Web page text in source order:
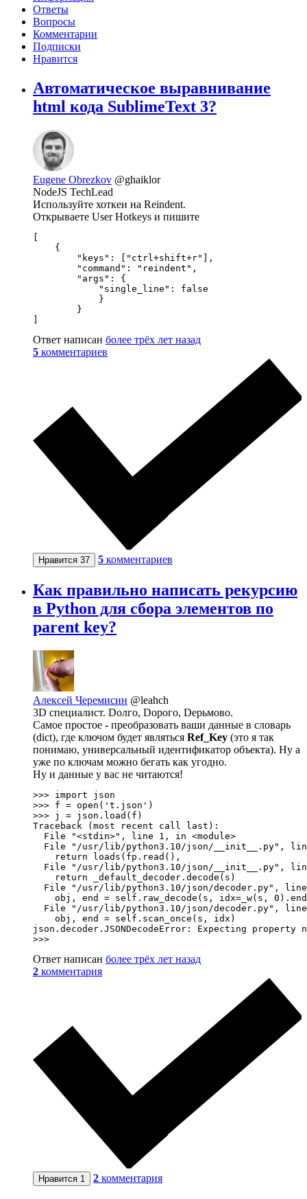
Ответы
Вопросы
Комментарии
Подписки
Нравится
Автоматическое выравнивание
html кода SublimeText 3?
Eugene Obrezkov @ghaiklor
NodeJS TechLead
Используйте хоткеи на Reindent.
Открываете User Hotkeys и пишите
    {
        "keys": ["ctrl+shift+r"],
        "command": "reindent",
        "args": {
            "single_line": false
            }
        }
Ответ написан более трёх лет назад
5 комментариев
Нравится 37 5 комментариев
Как правильно написать рекурсию
в Python для сбора элементов по
parent key?
Алексей Черемисин @leahch
3D специалист. Dолго, Dорого, Dерьмово.
Самое простое - преобразовать ваши данные в словарь
(dict), где ключом будет являться Ref_Key (это я так
понимаю, универсальный идентификатор объекта). Ну а
уже по ключам можно бегать как угодно.
Ну и данные у вас не читаются!
>>> import json
>>> f = open('t.json')
>>> j = json.load(f)
Traceback (most recent call last):
  File "<stdin>", line 1, in <module>
File "/usr/lib/python3.10/json/__init__.py",
    return loads(fp.read(),
File "/usr/lib/python3.10/json/__init__.py",
    return _default_decoder.decode(s)
File "/usr/lib/python3.10/json/decoder.py",
obj, end = self.raw_decode(s, idx=_w(s,
File "/usr/lib/python3.10/json/decoder.py",
    obj, end = self.scan_once(s, idx)
json.decoder.JSONDecodeError: Expecting
>>>
Ответ написан более трёх лет назад
2 комментария
Нравится 1 2 комментария